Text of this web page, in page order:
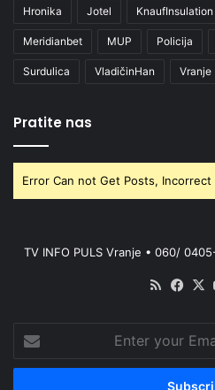
Hronika Jotel KnaufInsulation
Meridianbet MUP Policija
Surdulica VladičinHan Vranje
Pratite nas
Error Can not Get Posts,
TV INFO PULS Vranje • 060/
RSS
your
Email